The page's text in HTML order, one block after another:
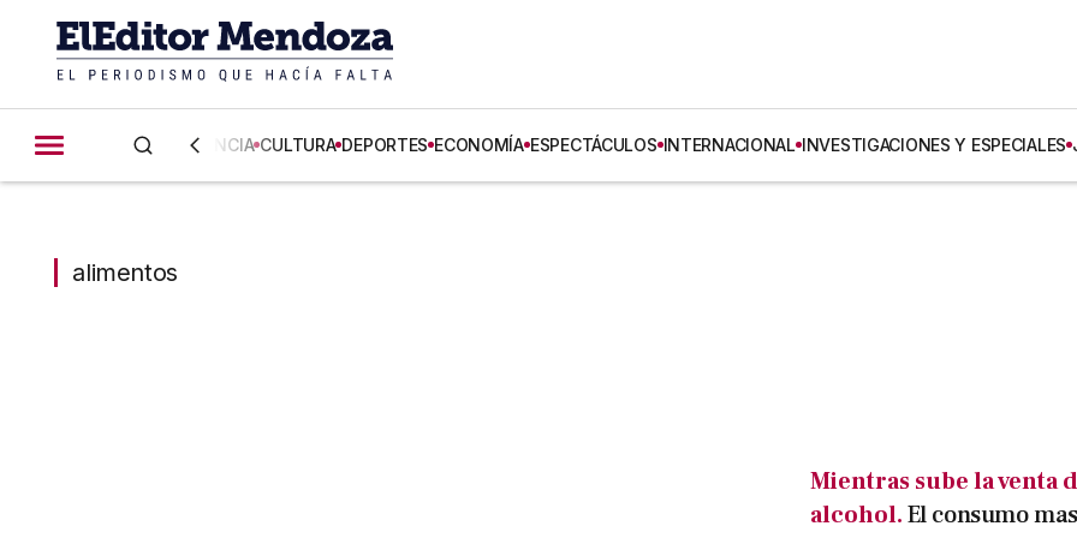
CIENCIA CULTURA DEPORTES ECONOMÍA ESPECTÁCULOS INTERNACIONAL INVESTIGACIONES Y ESPECIALES
alimentos
Mientras sube la venta
alcohol.El consumo